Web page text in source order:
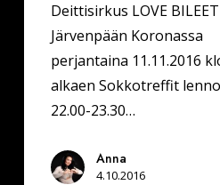
Deittisirkus LOVE BILEET
Järvenpään Koronassa
perjantaina 11.11.2016
alkaen Sokkotreffit
22.00-23.30…
Anna
4.10.2016